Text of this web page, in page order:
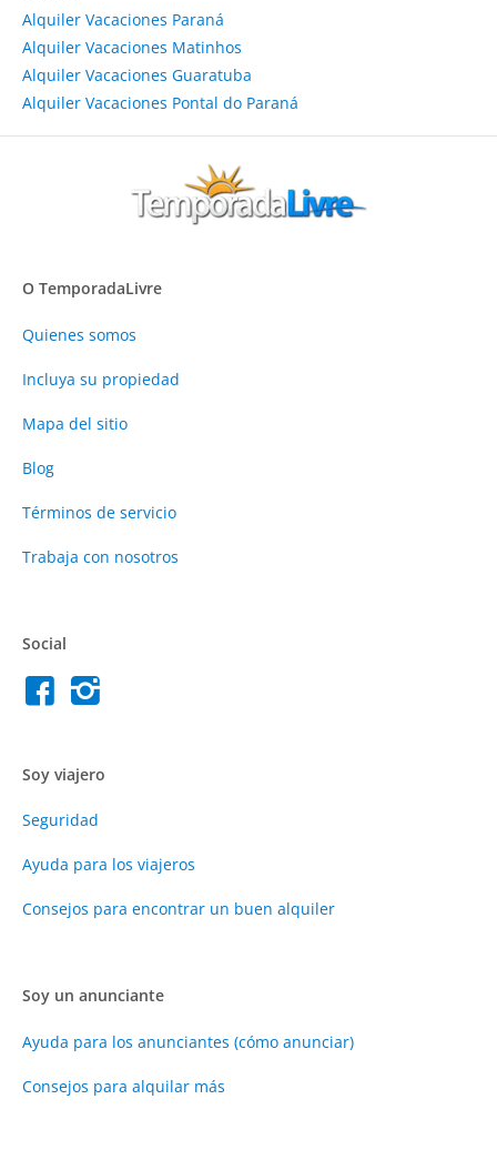
Alquiler Vacaciones Paraná
Alquiler Vacaciones Matinhos
Alquiler Vacaciones Guaratuba
Alquiler Vacaciones Pontal do Paraná
O TemporadaLivre
Quienes somos
Incluya su propiedad
Mapa del sitio
Blog
Términos de servicio
Trabaja con nosotros
Social
Soy viajero
Seguridad
Ayuda para los viajeros
Consejos para encontrar un buen alquiler
Soy un anunciante
Ayuda para los anunciantes (cómo anunciar)
Consejos para alquilar más